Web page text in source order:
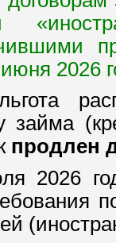
2026
займа
продлен
2026